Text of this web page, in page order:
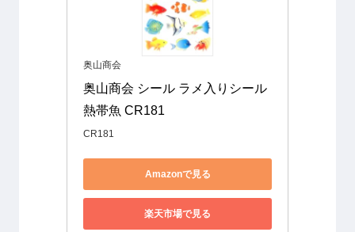
奥山商会
奥山商会 シール ラメ入りシール
熱帯魚 CR181
CR181
Amazonで見る
楽天市場で見る